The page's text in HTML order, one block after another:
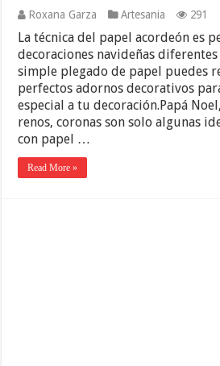
Roxana Garza Artesania 291
La técnica del papel acordeón es
decoraciones navideñas diferentes
simple plegado de papel puedes
perfectos adornos decorativos
especial a tu decoración.Papá
renos, coronas son solo algunas
con papel …
Read More »